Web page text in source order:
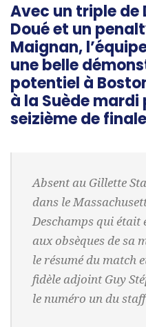
Avec un triple de
Doué et un
Maignan,
une belle
potentiel à
à la Suède mardi
seizième de
Absent au Gillette
dans le
Deschamps qui était
aux obsèques de sa
le résumé du match
fidèle adjoint Guy
le numéro un du